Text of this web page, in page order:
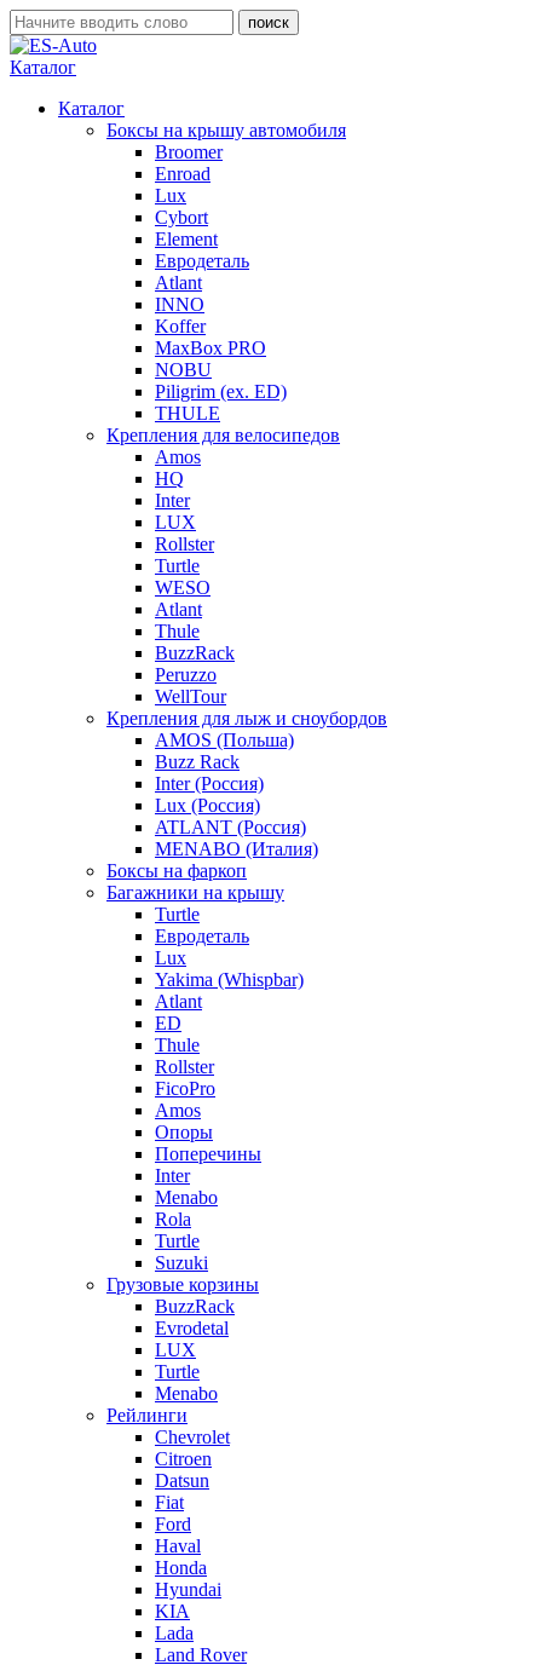
Каталог
Каталог
Боксы на крышу автомобиля
Broomer
Enroad
Lux
Cybort
Element
Евродеталь
Atlant
INNO
Koffer
MaxBox PRO
NOBU
Piligrim (ex. ED)
THULE
Крепления для велосипедов
Amos
HQ
Inter
LUX
Rollster
Turtle
WESO
Atlant
Thule
BuzzRack
Peruzzo
WellTour
Крепления для лыж и сноубордов
AMOS (Польша)
Buzz Rack
Inter (Россия)
Lux (Россия)
ATLANT (Россия)
MENABO (Италия)
Боксы на фаркоп
Багажники на крышу
Turtle
Евродеталь
Lux
Yakima (Whispbar)
Atlant
ED
Thule
Rollster
FicoPro
Amos
Опоры
Поперечины
Inter
Menabo
Rola
Turtle
Suzuki
Грузовые корзины
BuzzRack
Evrodetal
LUX
Turtle
Menabo
Рейлинги
Chevrolet
Citroen
Datsun
Fiat
Ford
Haval
Honda
Hyundai
KIA
Lada
Land Rover